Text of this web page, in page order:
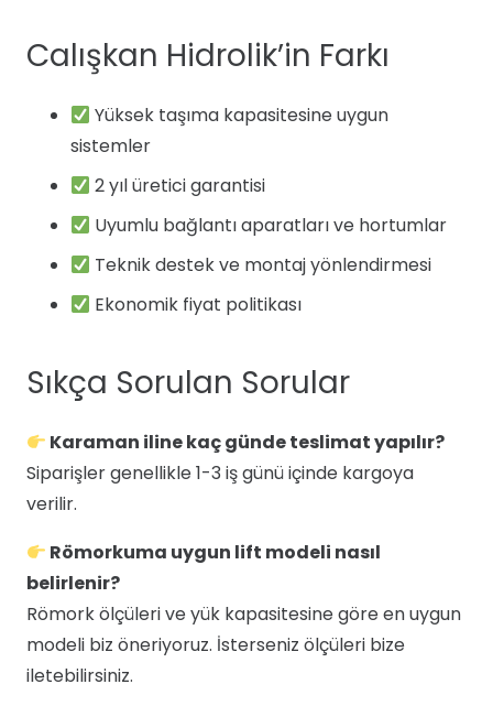
Calışkan Hidrolik’in Farkı
Yüksek taşıma kapasitesine uygun
sistemler
2 yıl üretici garantisi
Uyumlu bağlantı aparatları ve hortumlar
Teknik destek ve montaj yönlendirmesi
Ekonomik fiyat politikası
Sıkça Sorulan Sorular
Karaman iline kaç günde teslimat yapılır?
Siparişler genellikle 1-3 iş günü içinde kargoya
verilir.
Römorkuma uygun lift modeli nasıl
belirlenir?
Römork ölçüleri ve yük kapasitesine göre en uygun
modeli biz öneriyoruz. İsterseniz ölçüleri bize
iletebilirsiniz.